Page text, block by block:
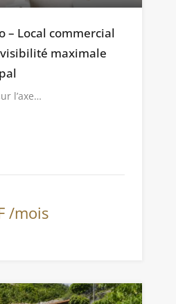
– Local commercial
maximale
l’axe…
/mois